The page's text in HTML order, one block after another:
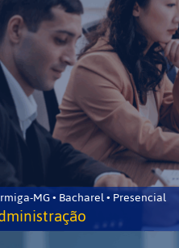
MG • Bacharel • Presencial